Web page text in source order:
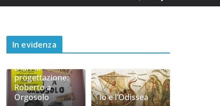
In evidenza
Diari di
progettazione:
Roberto a
Orgosolo
Io e l’Odissea